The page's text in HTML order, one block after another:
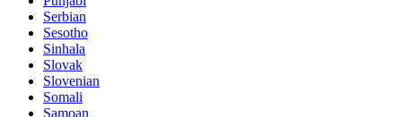
Serbian
Sesotho
Sinhala
Slovak
Slovenian
Somali
Samoan